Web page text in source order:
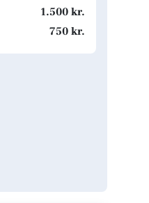
1.500 kr.
750 kr.